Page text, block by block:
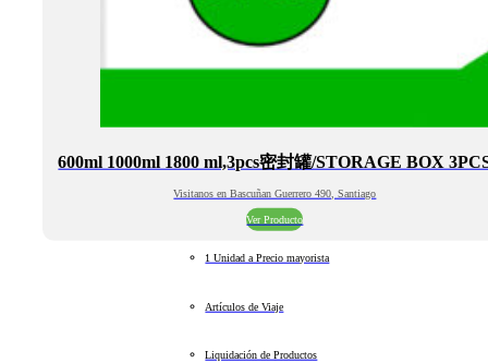
600ml 1000ml 1800 ml,3pcs密封罐/STORAGE BOX
Visitanos en Bascuñan Guerrero 490, Santiago
Ver Producto
1 Unidad a Precio mayorista
Artículos de Viaje
Liquidación de Productos